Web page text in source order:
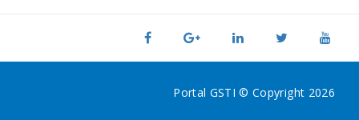
Portal GSTI © Copyright 2026